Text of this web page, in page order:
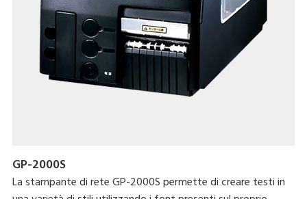
GP-2000S
La stampante di rete GP-2000S permette di creare testi in